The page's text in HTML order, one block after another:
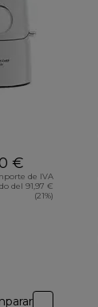
€
de IVA
del 91,97 €
(21%)